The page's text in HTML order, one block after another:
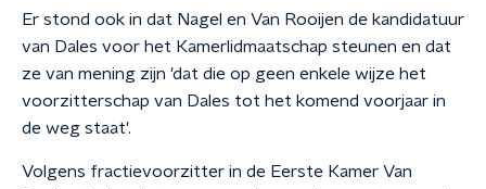
Er stond ook in dat Nagel en Van Rooijen de kandidatuur
van Dales voor het Kamerlidmaatschap steunen en dat
ze van mening zijn 'dat die op geen enkele wijze het
voorzitterschap van Dales tot het komend voorjaar in
de weg staat'.
Volgens fractievoorzitter in de Eerste Kamer Van